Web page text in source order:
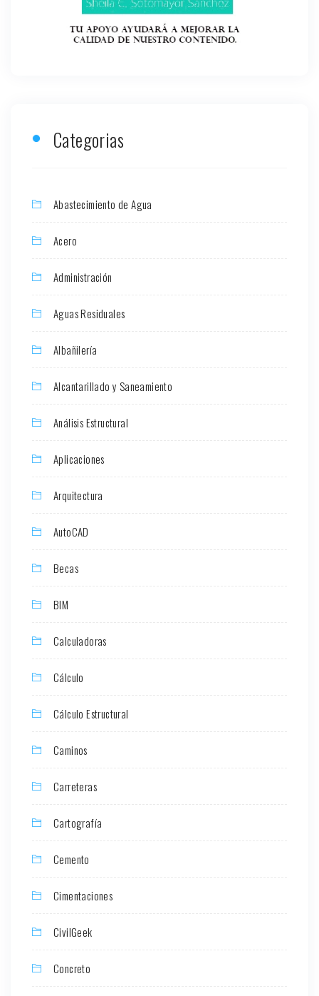
Categorias
Abastecimiento de Agua
Acero
Administración
Aguas Residuales
Albañilería
Alcantarillado y Saneamiento
Análisis Estructural
Aplicaciones
Arquitectura
AutoCAD
Becas
BIM
Calculadoras
Cálculo
Cálculo Estructural
Caminos
Carreteras
Cartografía
Cemento
Cimentaciones
CivilGeek
Concreto